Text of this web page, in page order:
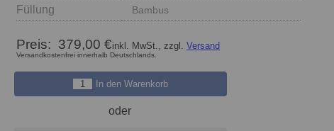
Füllung Bambus
Preis: 379,00 €inkl. MwSt., zzgl. Versand
Versandkostenfrei innerhalb Deutschlands.
In den Warenkorb
oder